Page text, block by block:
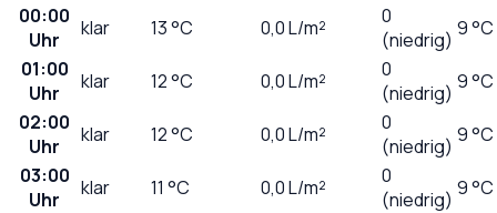
00:00
Uhr
klar 13°C 0,0L/m²
0
(niedrig) 9 °C
01:00
Uhr
klar 12°C 0,0L/m²
0
(niedrig) 9 °C
02:00
Uhr
klar 12°C 0,0L/m²
0
(niedrig) 9 °C
03:00
Uhr
klar 11 °C 0,0L/m²
0
(niedrig) 9 °C